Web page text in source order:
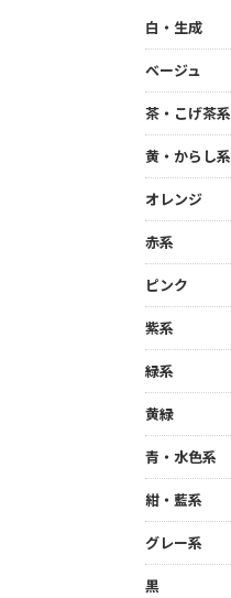
白・生成
ベージュ
茶・こげ茶系
黄・からし系
オレンジ
赤系
ピンク
紫系
緑系
黄緑
青・水色系
紺・藍系
グレー系
黒